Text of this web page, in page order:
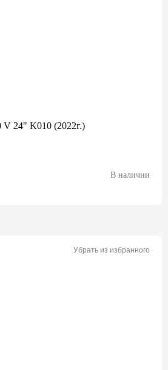
V 24" K010 (2022г.)
В наличии
Убрать из избранного